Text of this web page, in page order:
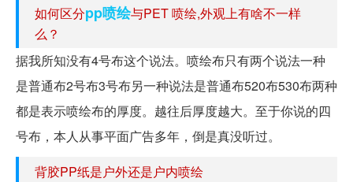
如何区分pp喷绘与PET 喷绘,外观上有啥不一样
么？
据我所知没有4号布这个说法。喷绘布只有两个说法一种
是普通布2号布3号布另一种说法是普通布520布530布两种
都是表示喷绘布的厚度。越往后厚度越大。至于你说的四
号布，本人从事平面广告多年，倒是真没听过。
背胶PP纸是户外还是户内喷绘